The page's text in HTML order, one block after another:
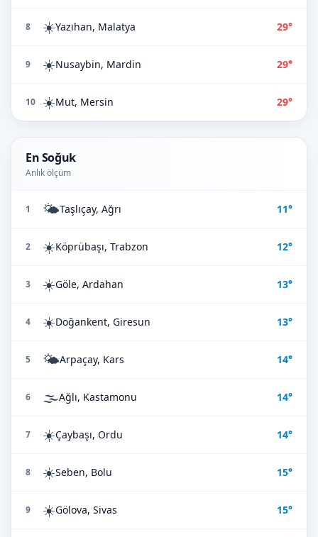
8 ☀️Yazıhan, Malatya 29°
9 ☀️Nusaybin, Mardin 29°
10 ☀️Mut, Mersin 29°
En Soğuk
Anlık ölçüm
1 🌤️Taşlıçay, Ağrı 11°
2 ☀️Köprübaşı, Trabzon 12°
3 ☀️Göle, Ardahan 13°
4 ☀️Doğankent, Giresun 13°
5 🌤️Arpaçay, Kars 14°
6 🌫️Ağlı, Kastamonu 14°
7 ☀️Çaybaşı, Ordu 14°
8 ☀️Seben, Bolu 15°
9 ☀️Gölova, Sivas 15°